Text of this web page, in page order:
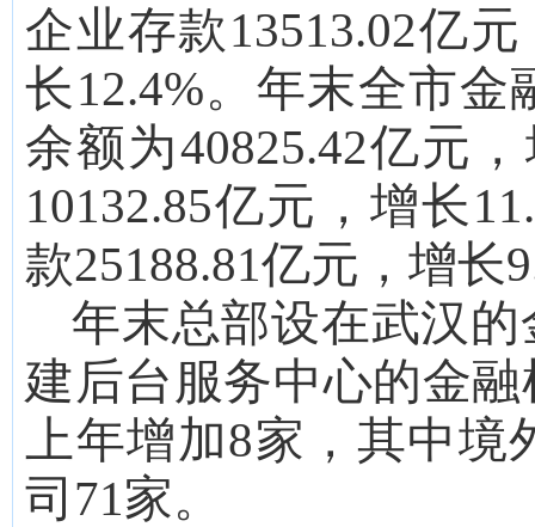
企业存款13513.02亿元
长12.4%。 年末全市金
余额为40825.42亿元
10132.85亿元，增长
款25188.81亿元，增长
年末总部设在武汉
建后台服务中心的金融
上年增加8家，其中境
司 71家。